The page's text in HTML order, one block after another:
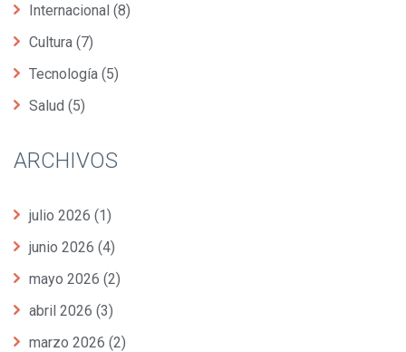
Internacional (8)
Cultura (7)
Tecnología (5)
Salud (5)
ARCHIVOS
julio 2026 (1)
junio 2026 (4)
mayo 2026 (2)
abril 2026 (3)
marzo 2026 (2)